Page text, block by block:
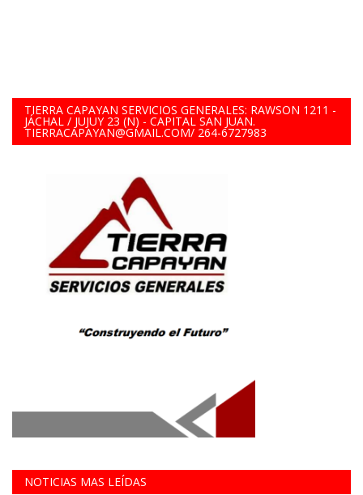
TIERRA CAPAYAN SERVICIOS GENERALES: RAWSON 1211 -
JÁCHAL / JUJUY 23 (N) - CAPITAL SAN JUAN.
TIERRACAPAYAN@GMAIL.COM/ 264-6727983
NOTICIAS MAS LEÍDAS